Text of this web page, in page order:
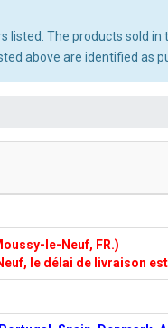
The products sold
above are identified as
le-Neuf, FR.)
le délai de livraison